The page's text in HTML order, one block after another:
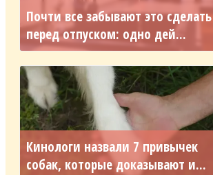
Почти все забывают это сделать
перед отпуском: одно дей...
Кинологи назвали 7 привычек
собак, которые доказывают и...